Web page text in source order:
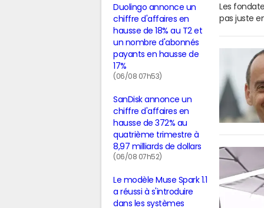
Duolingo annonce un
chiffre d'affaires en
hausse de 18% au T2 et
un nombre d'abonnés
payants en hausse de
17%
(06/08 07h53)
SanDisk annonce un
chiffre d'affaires en
hausse de 372% au
quatrième trimestre à
8,97 milliards de dollars
(06/08 07h52)
Le modèle Muse Spark 1.1
a réussi à s'introduire
dans les systèmes
Les
pas juste